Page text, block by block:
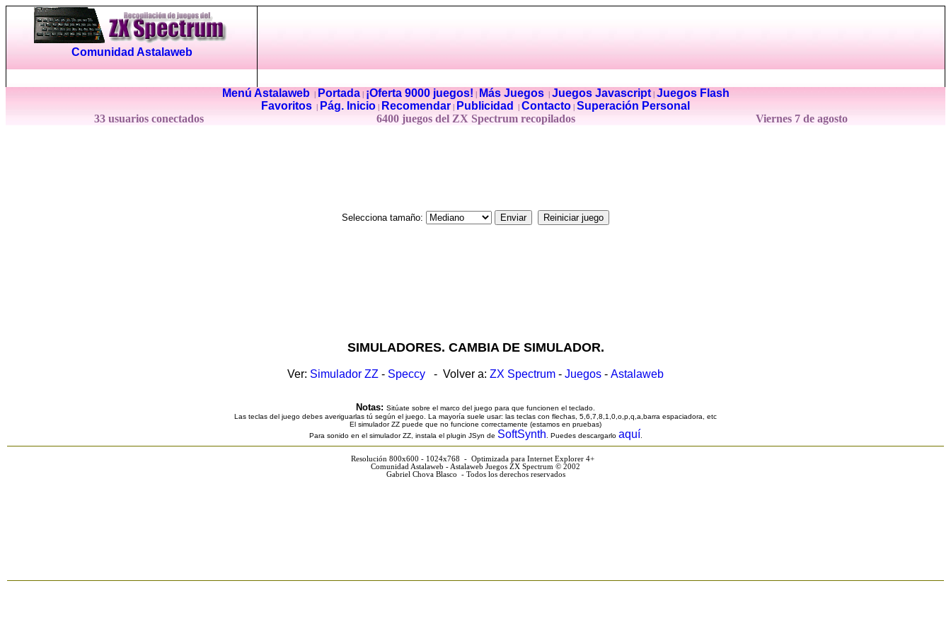
Comunidad Astalaweb
Menú Astalaweb| Portada| ¡Oferta 9000 juegos! Más Juegos| Juegos Javascript| Juegos Flash
Favoritos
Pág. Inicio Recomendar Publicidad Contacto Superación Personal
33 usuarios conectados
6400 juegos del ZX Spectrum recopilados Viernes 7 de agosto
Selecciona tamaño:
SIMULADORES. CAMBIA DE SIMULADOR.
Ver: Simulador ZZ - Speccy - Volver a: ZX Spectrum - Juegos - Astalaweb
Notas: Sitúate sobre el marco del juego para que funcionen el teclado.
Las teclas del juego debes averiguarlas tú según el juego. La mayoría suele usar: las teclas con flechas, 5,6,7,8,1,0,o,p,q,a,barra espaciadora, etc
El simulador ZZ puede que no funcione correctamente (estamos en pruebas)
Para sonido en el simulador ZZ, instala el plugin JSyn de SoftSynth . Puedes descargarlo aquí
Resolución 800x600 - 1024x768 - Optimizada para Internet Explorer 4+
Comunidad Astalaweb - Astalaweb Juegos ZX Spectrum © 2002
Gabriel Chova Blasco - Todos los derechos reservados